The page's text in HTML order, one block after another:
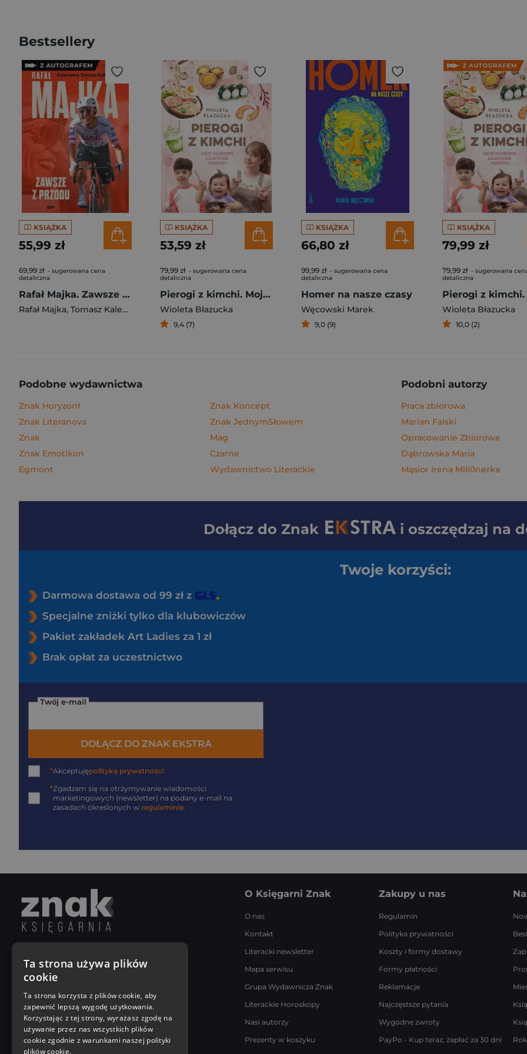
Bestsellery
KSIĄŻKA
55,99 zł
69,99 zł - sugerowana cena
detaliczna
Rafał Majka. Zawsze z przodu. Rozmawia Tomasz Kalemba - książka z autografem
Rafał Majka, Tomasz Kalemba
KSIĄŻKA
53,59 zł
79,99 zł - sugerowana cena
detaliczna
Pierogi z kimchi. Moje ulubione azjatyckie przepisy
Wioleta Błazucka
9,4 (7)
KSIĄŻKA
66,80 zł
99,99 zł - sugerowana cena
detaliczna
Homer na nasze czasy
Węcowski Marek
9,0 (9)
KSIĄŻKA
79,99 zł
79,99 zł - sugerowana
detaliczna
Wioleta Błazucka
10,0 (2)
Podobne wydawnictwa
Znak Horyzont
Znak Literanova
Znak
Znak Emotikon
Egmont
Znak Koncept
Znak JednymSłowem
Mag
Czarne
Wydawnictwo Literackie
Podobni autorzy
Praca zbiorowa
Marian Falski
Opracowanie Zbiorowe
Dąbrowska Maria
Mąsior Irena Mili0nerka
Dołącz do Znak i oszczędzaj na
Twoje korzyści:
Darmowa dostawa od 99 zł z
Specjalne zniżki tylko dla klubowiczów
Pakiet zakładek Art Ladies za 1 zł
Brak opłat za uczestnictwo
Twój e-mail
DOŁĄCZ DO ZNAK EKSTRA
*Akceptujępolitykę prywatności
*Zgadzam się na otrzymywanie wiadomości
marketingowych (newsletter) na podany e-mail na
zasadach określonych w regulaminie.
Poniedziałek - Piątek
8:00 - 18:00
[email protected]
Bądź z nami na bieżąco
O Księgarni Znak
O nas
Kontakt
Literacki newsletter
Mapa serwisu
Grupa Wydawnicza Znak
Literackie Horoskopy
Nasi autorzy
Prezenty w koszyku
Zakupy u nas
Regulamin
Polityka prywatności
Koszty i formy dostawy
Formy płatności
Reklamacje
Najczęstsze pytania
Wygodne zwroty
PayPo - Kup teraz, zapłać za 30 dni
Ta strona używa plików
cookie
Ta strona korzysta z plików cookie, aby
zapewnić lepszą wygodę użytkowania.
Korzystając z tej strony, wyrażasz zgodę na
używanie przez nas wszystkich plików
cookie zgodnie z warunkami naszej polityki
plików cookie.